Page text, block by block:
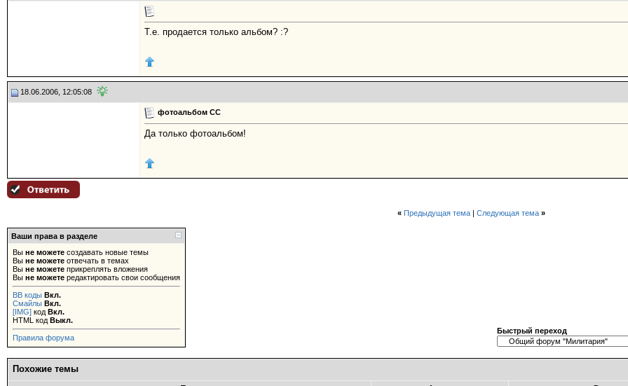
Т.е. продается только альбом? :?
18.06.2006, 12:05:08
фотоальбом СС
Да только фотоальбом!
« Предыдущая тема| Следующая тема »
Ваши права в разделе
Вы не можете создавать новые темы
Вы не можете отвечать в темах
Вы не можете прикреплять вложения
Вы не можете редактировать свои сообщения
BB коды Вкл.
Смайлы Вкл.
[IMG] код Вкл.
HTML код Выкл.
Правила форума
Быстрый переход
Похожие темы